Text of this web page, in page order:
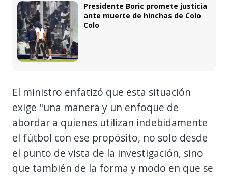
Presidente Boric promete justicia
ante muerte de hinchas de Colo
Colo
El ministro enfatizó que esta situación
exige "una manera y un enfoque de
abordar a quienes utilizan indebidamente
el fútbol con ese propósito, no solo desde
el punto de vista de la investigación, sino
que también de la forma y modo en que se